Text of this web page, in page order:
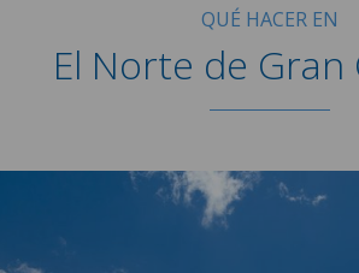
QUÉ HACER EN
El Norte de Gran